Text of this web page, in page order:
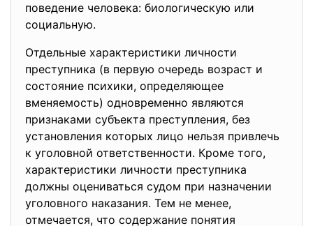
поведение человека: биологическую или
социальную.
Отдельные характеристики личности
преступника (в первую очередь возраст и
состояние психики, определяющее
вменяемость) одновременно являются
признаками субъекта преступления, без
установления которых лицо нельзя привлечь
к уголовной ответственности. Кроме того,
характеристики личности преступника
должны оцениваться судом при назначении
уголовного наказания. Тем не менее,
отмечается, что содержание понятия